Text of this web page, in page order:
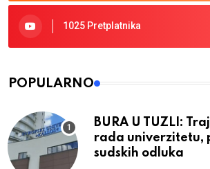
1025 Pretplatnika
POPULARNO
BURA U TUZLI:
rada univerzitetu,
sudskih odluka